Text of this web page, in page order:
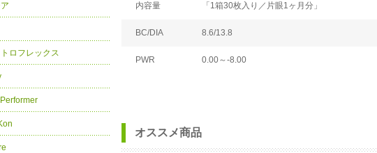
内容量 「1箱30枚入り／片眼1ヶ月分」
BC/DIA 8.6/13.8
PWR 0.00～-8.00
オススメ商品
ロフレックス